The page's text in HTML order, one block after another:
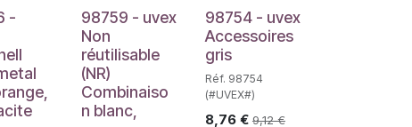
-
98759 - uvex
Non
réutilisable
(NR)
Combinaiso
n blanc,
98754 - uvex
Accessoires
gris
Réf. 98754
(#UVEX#)
8,76€ 9,12€